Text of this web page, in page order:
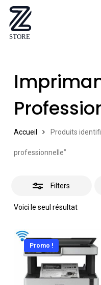
Skip
main
Accueil Produits
professionnelle”
Filters
Voici le seul résultat
Promo !